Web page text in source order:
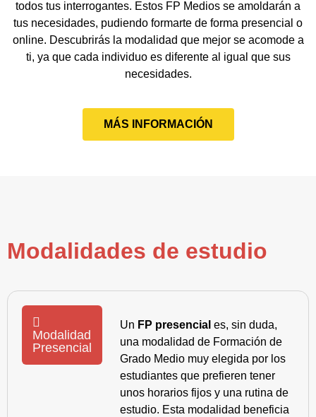
todos tus interrogantes. Estos FP Medios se amoldarán a
tus necesidades, pudiendo formarte de forma presencial o
online. Descubrirás la modalidad que mejor se acomode a
ti, ya que cada individuo es diferente al igual que sus
necesidades.
MÁS INFORMACIÓN
Modalidades de estudio
Modalidad
Presencial
Un FP presencial es, sin duda,
una modalidad de Formación de
Grado Medio muy elegida por los
estudiantes que prefieren tener
unos horarios fijos y una rutina de
estudio. Esta modalidad beneficia